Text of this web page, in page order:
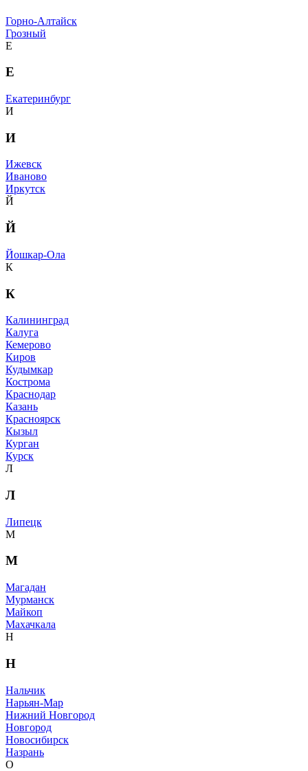
Горно-Алтайск
Грозный
Е
Е
Екатеринбург
И
И
Ижевск
Иваново
Иркутск
Й
Й
Йошкар-Ола
К
К
Калининград
Калуга
Кемерово
Киров
Кудымкар
Кострома
Краснодар
Казань
Красноярск
Кызыл
Курган
Курск
Л
Л
Липецк
М
М
Магадан
Мурманск
Майкоп
Махачкала
Н
Н
Нальчик
Нарьян-Мар
Нижний Новгород
Новгород
Новосибирск
Назрань
О